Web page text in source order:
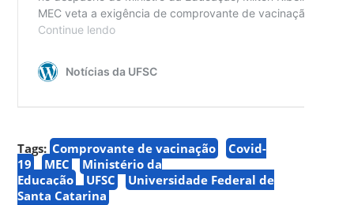
Tags: Comprovante de vacinação
Covid-
19
MEC
Ministério da
Educação
UFSC
Universidade Federal de
Santa Catarina